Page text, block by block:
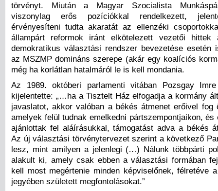
törvényt. Miután a Magyar Szocialista
viszonylag erős pozíciókkal rendelkezett,
érvényesíteni tudta akaratát az ellenzéki
állampárt reformok iránt elkötelezett vezetői hittek
demokratikus választási rendszer bevezetése esetén
az MSZMP domináns szerepe (akár egy koalíciós
még ha korlátlan hatalmáról le is kell mondania.
Az 1989. októberi parlamenti vitában Pozsgay Imre
kijelentette: „…ha a Tisztelt Ház elfogadja a kormány
javaslatot, akkor valóban a békés átmenet erőivel fog
amelyek felül tudnak emelkedni pártszempontjaikon, és
ajánlottak fel aláírásukkal, támogatást adva a békés
Az új választási törvénytervezet szerint a következő
lesz, mint amilyen a jelenlegi (…) Nálunk többpárti
alakult ki, amely csak ebben a választási formában
kell most megértenie minden képviselőnek, félretéve
jegyében született megfontolásokat.”